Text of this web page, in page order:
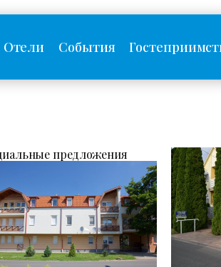
Отели События
предложения